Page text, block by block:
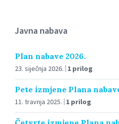
Javna nabava
Plan nabave 2026.
23. siječnja 2026. 1 prilog
Pete izmjene Plana
11. travnja 2025. 1 prilog